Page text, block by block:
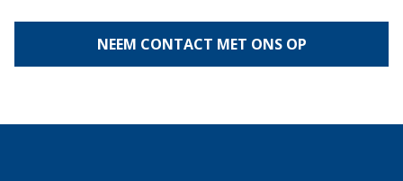
NEEM CONTACT MET ONS OP